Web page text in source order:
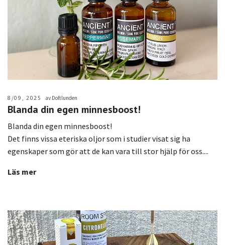
8/09, 2025 av Doftlunden
Blanda din egen minnesboost!
Blanda din egen minnesboost!
Det finns vissa eteriska oljor som i studier visat sig ha
egenskaper som gör att de kan vara till stor hjälp för oss....
Läs mer